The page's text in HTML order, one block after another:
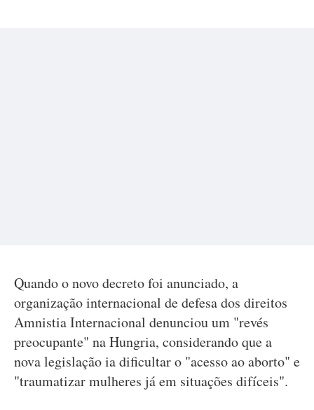
Quando o novo decreto foi anunciado, a
organização internacional de defesa dos direitos
Amnistia Internacional denunciou um "revés
preocupante" na Hungria, considerando que a
nova legislação ia dificultar o "acesso ao aborto" e
"traumatizar mulheres já em situações difíceis".